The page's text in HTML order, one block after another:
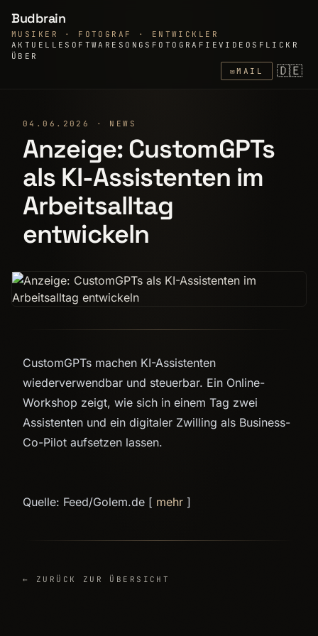
Budbrain
MUSIKER · FOTOGRAF · ENTWICKLER
AKTUELLE SOFTWARE SONGS FOTOGRAFIEVIDEOS FLICKR
ÜBER
✉MAIL 🇩🇪
04.06.2026 · NEWS
Anzeige: CustomGPTs
als KI-Assistenten im
Arbeitsalltag
entwickeln
CustomGPTs machen KI-Assistenten
wiederverwendbar und steuerbar. Ein Online-
Workshop zeigt, wie sich in einem Tag zwei
Assistenten und ein digitaler Zwilling als Business-
Co-Pilot aufsetzen lassen.
Quelle: Feed/Golem.de [ mehr ]
← ZURÜCK ZUR ÜBERSICHT